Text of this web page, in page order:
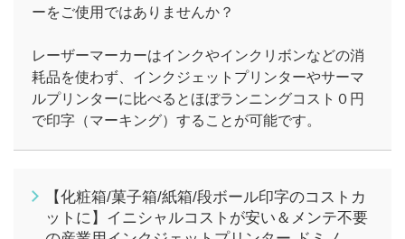
ーをご使用ではありませんか？
レーザーマーカーはインクやインクリボンなどの消
耗品を使わず、インクジェットプリンターやサーマ
ルプリンターに比べるとほぼランニングコスト０円
で印字（マーキング）することが可能です。
【化粧箱/菓子箱/紙箱/段ボール印字のコストカ
ットに】イニシャルコストが安い＆メンテ不要